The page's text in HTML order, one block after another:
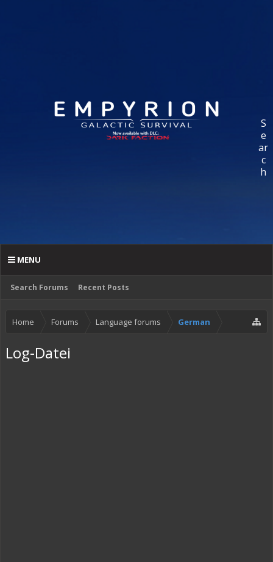
S
e
ar
c
h
Search Forums Recent Posts
MENU
Home Forums Language forums German
Log-Datei